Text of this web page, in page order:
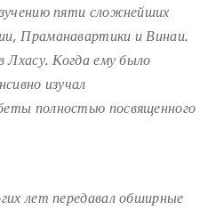
пяти сложнейших
Праманавартики и Винаи.
Лхасу. Когда ему было
изучал
полностью посвященного
лет передавал обширные